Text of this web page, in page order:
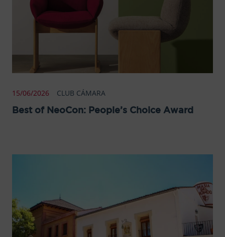
15/06/2026 CLUB CÁMARA
Best of NeoCon: People’s Choice Award